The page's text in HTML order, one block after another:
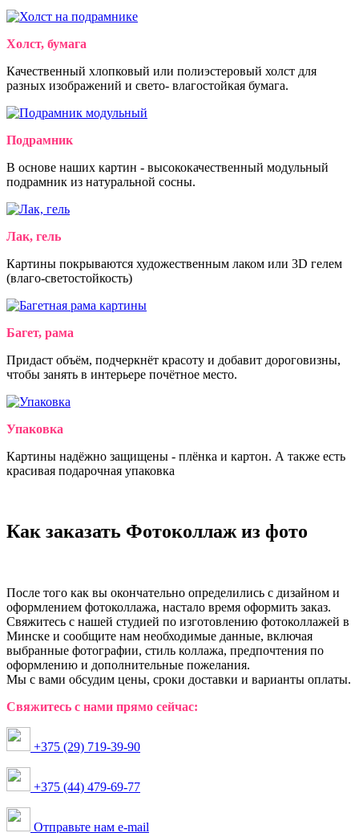
Холст, бумага
Качественный хлопковый или полиэстеровый холст для
разных изображений и свето- влагостойкая бумага.
Подрамник
В основе наших картин - высококачественный модульный
подрамник из натуральной сосны.
Лак, гель
Картины покрываются художественным лаком или 3D гелем
(влаго-светостойкость)
Багет, рама
Придаст объём, подчеркнёт красоту и добавит дороговизны,
чтобы занять в интерьере почётное место.
Упаковка
Картины надёжно защищены - плёнка и картон. А также есть
красивая подарочная упаковка
Как заказать Фотоколлаж из фото
После того как вы окончательно определились с дизайном и
оформлением фотоколлажа, настало время оформить заказ.
Свяжитесь с нашей студией по изготовлению фотоколлажей в
Минске и сообщите нам необходимые данные, включая
выбранные фотографии, стиль коллажа, предпочтения по
оформлению и дополнительные пожелания.
Мы с вами обсудим цены, сроки доставки и варианты оплаты.
Свяжитесь с нами прямо сейчас:
+375 (29) 719-39-90
+375 (44) 479-69-77
Отправьте нам e-mail